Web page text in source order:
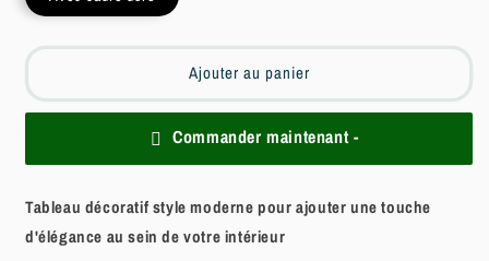
Ajouter au panier
Commander maintenant -
Tableau décoratif style moderne pour ajouter une touche
d'élégance au sein de votre intérieur